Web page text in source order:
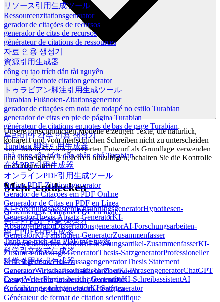
リソース引用生成ツール
Ressourcenzitationsgenerator
gerador de citações de recursos
generador de citas de recursos
générateur de citations de ressources
자료 인용 생성기
資源引用生成器
công cụ tạo trích dẫn tài nguyên
turabian footnote citation generator
トゥラビアン脚注引用生成ツール
Turabian Fußnoten-Zitationsgenerator
gerador de citações em nota de rodapé no estilo Turabian
generador de citas en pie de página Turabian
générateur de citations en notes de bas de page Turabian
투라비안 각주 인용 생성기
Turabian 脚注引用生成器
nhà cung cấp trích dẫn chân chú Turabian
在线PDF引用生成器
オンラインPDF引用生成ツール
Online-PDF-Zitationsgenerator
Gerador de Citações em PDF Online
Generador de Citas en PDF en Línea
Générateur de citations PDF en ligne
온라인 PDF 인용 생성기
線上PDF引用生成器
Trình tạo trích dẫn PDF trực tuyến
科学引文格式生成器
科学引用形式生成器
Generator für wissenschaftliche Zitationen
Gerador de formato de citação científica
Generador de formato de cita científica
Générateur de format de citation scientifique
Unsere fortschrittlichen Modelle erzeugen Texte, die natürlich,
kohärent und vom menschlichen Schreiben nicht zu unterscheiden
sind. Indem Sie den generierten Entwurf als Grundlage verwenden
und Ihre eigenen Einsichten hinzufügen, behalten Sie die Kontrolle
und Originalität.
Mehr entdecken
KI-ForschungsassistentEinführungsgeneratorHypothesen-
GeneratorThesis-Absatz-GeneratorKI-
AbsatzgeneratorDissertationsgeneratorAI-Forschungsarbeiten-
GeneratorKI-Fallstudien-GeneratorZusammenfasser
wissenschaftlicher ArbeitenForschungsartikel-ZusammenfasserKI-
Zusammenfassungs-GeneratorThesis-SatzgeneratorProfessioneller
SchreibgeneratorKI-AussagengeneratorThesis Statement
GeneratorWirtschaftsaufsatzschreiberKI-PhrasengeneratorChatGPT
Essay WriterPlagiatsbericht-GeneratorKI-SchreibassistentAI
AufzählungspunktgeneratorKI Satzgenerator